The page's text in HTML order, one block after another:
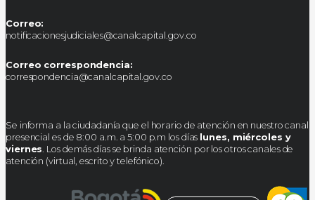
Correo:
notificacionesjudiciales@canalcapital.gov.co
Correo correspondencia:
correspondencia@canalcapital.gov.co
Se informa a la ciudadanía que el horario de atención en nuestro canal
presencial es de 8:00 a.m. a 5:00 p.m los días lunes, miércoles y
viernes . Los demás días se brinda atención por los otros canales de
atención (virtual, escrito y telefónico).